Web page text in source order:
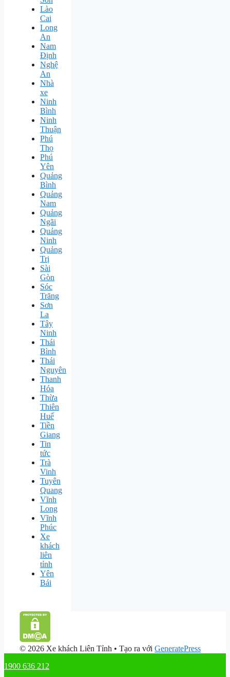
Lào
Cai
Long
An
Nam
Định
Nghệ
An
Nhà
xe
Ninh
Bình
Ninh
Thuận
Phú
Thọ
Phú
Yên
Quảng
Bình
Quảng
Nam
Quảng
Ngãi
Quảng
Ninh
Quảng
Trị
Sài
Gòn
Sóc
Trăng
Sơn
La
Tây
Ninh
Thái
Bình
Thái
Nguyên
Thanh
Hóa
Thừa
Thiên
Huế
Tiền
Giang
Tin
tức
Trà
Vinh
Tuyên
Quang
Vĩnh
Long
Vĩnh
Phúc
Xe
khách
liên
tỉnh
Yên
Bái
© 2026 Xe khách Liên Tỉnh • Tạo ra với GeneratePress
1900 636 212